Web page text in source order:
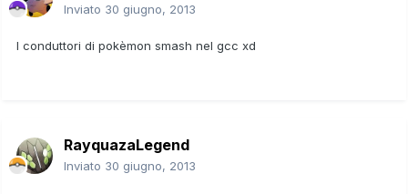
Inviato 30 giugno, 2013
I conduttori di pokèmon smash nel gcc xd
RayquazaLegend
Inviato 30 giugno, 2013